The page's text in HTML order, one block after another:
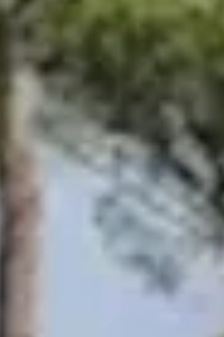
Séjour oenologique Champagne
Séjour oenologique Epernay
Séjour oenologique Saint Emilion
Week end dégustation vin et spa
Week end gastronomique
Ateliers d'assemblage vin
Tous les ateliers d'assemblage